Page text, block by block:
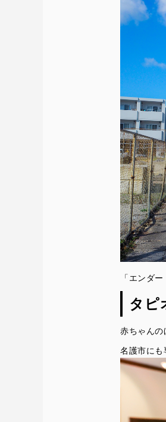
「エンダ
タピ
赤ちゃんの
名護市にも